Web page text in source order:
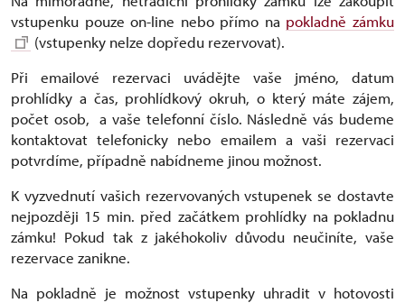
vstupenku pouze on-line nebo přímo na pokladně zámku
(vstupenky nelze dopředu rezervovat).
Při emailové rezervaci uvádějte vaše jméno, datum
prohlídky a čas, prohlídkový okruh, o který máte zájem,
počet osob, a vaše telefonní číslo. Následně vás budeme
kontaktovat telefonicky nebo emailem a vaši rezervaci
potvrdíme, případně nabídneme jinou možnost.
K vyzvednutí vašich rezervovaných vstupenek se dostavte
nejpozději 15 min. před začátkem prohlídky na pokladnu
zámku! Pokud tak z jakéhokoliv důvodu neučiníte, vaše
rezervace zanikne.
Na pokladně je možnost vstupenky uhradit v hotovosti